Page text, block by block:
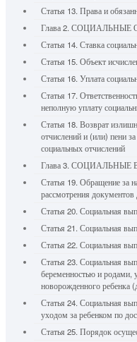
Статья 13. Права и
Глава 2.
Статья 14. Ставка
Статья 15. Объект
Статья 16. Уплата
Статья 17.
неполную уплату
Статья 18. Возврат
отчислений и (или) пени
социальных отчислений
Глава 3.
Статья 19. Обращение за
рассмотрения
Статья 20. Социальная
Статья 21. Социальная
Статья 22. Социальная
Статья 23. Социальная
беременностью и родами,
новорожденного ребенка
Статья 24. Социальная
уходом за ребенком по
Статья 25. Порядок